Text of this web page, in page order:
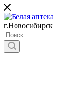
г.Новосибирск